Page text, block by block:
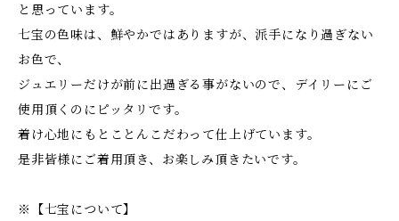
と思っています。
七宝の色味は、鮮やかではありますが、派手になり過ぎない
お色で、
ジュエリーだけが前に出過ぎる事がないので、デイリーにご
使用頂くのにピッタリです。
着け心地にもとことんこだわって仕上げています。
是非皆様にご着用頂き、お楽しみ頂きたいです。
※【七宝について】